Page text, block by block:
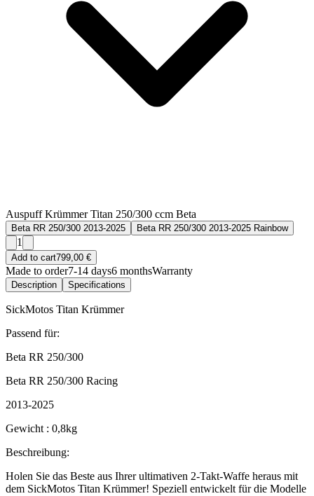
Auspuff Krümmer Titan 250/300 ccm Beta
Beta RR 250/300 2013-2025 Beta RR 250/300 2013-2025 Rainbow
1
Add to cart799,00 €
Made to order7-14 days6 monthsWarranty
Description Specifications
SickMotos Titan Krümmer
Passend für:
Beta RR 250/300
Beta RR 250/300 Racing
2013-2025
Gewicht : 0,8kg
Beschreibung:
Holen Sie das Beste aus Ihrer ultimativen 2-Takt-Waffe heraus mit
dem SickMotos Titan Krümmer! Speziell entwickelt für die Modelle